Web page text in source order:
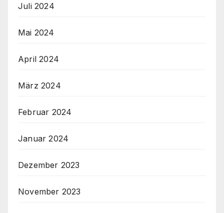
Juli 2024
Mai 2024
April 2024
März 2024
Februar 2024
Januar 2024
Dezember 2023
November 2023